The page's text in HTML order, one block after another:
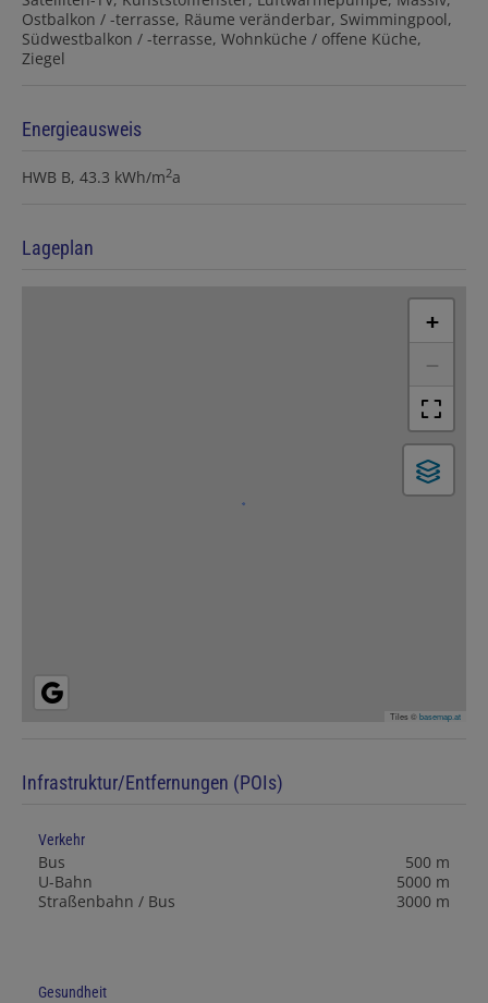
Ostbalkon / -terrasse Räume veränderbar Swimmingpool
Südwestbalkon / -terrasse Wohnküche / offene Küche
Ziegel
Energieausweis
HWB B, 43.3 kWh/m2a
Lageplan
+
−
Tiles ©basemap.at
Infrastruktur/Entfernungen (POIs)
Verkehr
Bus
500 m
U-Bahn
5000 m
Straßenbahn / Bus
3000 m
Gesundheit